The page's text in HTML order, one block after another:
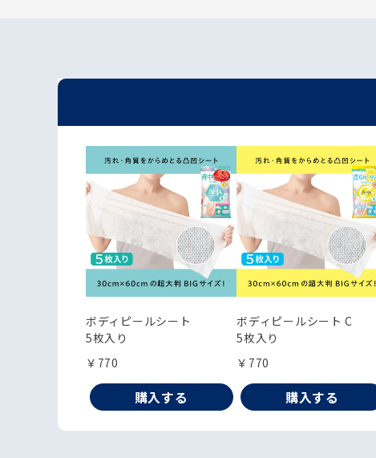
ボディピールシート
5枚入り
￥770
購入する
ボディピールシート C
5枚入り
￥770
購入する